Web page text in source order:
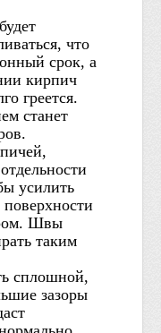
что
срок, а
кирпич
греется.
станет
усилить
Швы
таким
сплошной,
зазоры